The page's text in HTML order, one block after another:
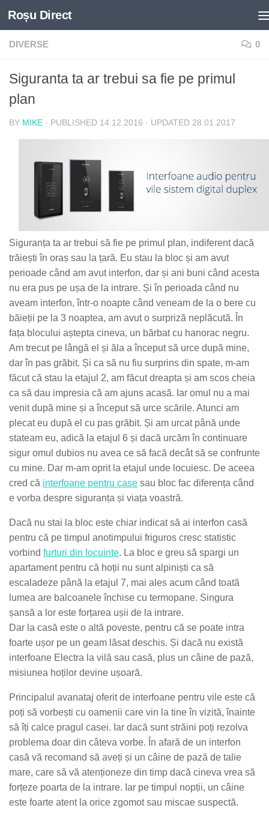
Skip to content
Roșu Direct
DIVERSE 0
Siguranta ta ar trebui sa fie pe primul
plan
BY MIKE · PUBLISHED 14.12.2016 · UPDATED 28.01.2017
Siguranța ta ar trebui să fie pe primul plan, indiferent dacă
trăiești în oraș sau la țară. Eu stau la bloc și am avut
perioade când am avut interfon, dar și ani buni când acesta
nu era pus pe ușa de la intrare. Și în perioada când nu
aveam interfon, într-o noapte când veneam de la o bere cu
băieții pe la 3 noaptea, am avut o surpriză neplăcută. În
fața blocului aștepta cineva, un bărbat cu hanorac negru.
Am trecut pe lângă el și ăla a început să urce după mine,
dar în pas grăbit. Și ca să nu fiu surprins din spate, m-am
făcut că stau la etajul 2, am făcut dreapta și am scos cheia
ca să dau impresia că am ajuns acasă. Iar omul nu a mai
venit după mine și a început să urce scările. Atunci am
plecat eu după el cu pas grăbit. Și am urcat până unde
stateam eu, adică la etajul 6 și dacă urcăm în continuare
sigur omul dubios nu avea ce să facă decât să se confrunte
cu mine. Dar m-am oprit la etajul unde locuiesc. De aceea
cred că interfoane pentru case sau bloc fac diferența când
e vorba despre siguranța și viața voastră.
Dacă nu stai la bloc este chiar indicat să ai interfon casă
pentru că pe timpul anotimpului friguros cresc statistic
vorbind furturi din locuinte. La bloc e greu să spargi un
apartament pentru că hoții nu sunt alpiniști ca să
escaladeze până la etajul 7, mai ales acum când toată
lumea are balcoanele închise cu termopane. Singura
șansă a lor este forțarea ușii de la intrare.
Dar la casă este o altă poveste, pentru că se poate intra
foarte ușor pe un geam lăsat deschis. Și dacă nu există
interfoane Electra la vilă sau casă, plus un câine de pază,
misiunea hoților devine ușoară.
Principalul avanataj oferit de interfoane pentru vile este că
poți să vorbești cu oamenii care vin la tine în vizită, înainte
să îți calce pragul casei. Iar dacă sunt străini poți rezolva
problema doar din câteva vorbe. În afară de un interfon
casă vă recomand să aveți și un câine de pază de talie
mare, care să vă atenționeze din timp dacă cineva vrea să
forțeze poarta de la intrare. Iar pe timpul nopții, un câine
este foarte atent la orice zgomot sau miscae suspectă.